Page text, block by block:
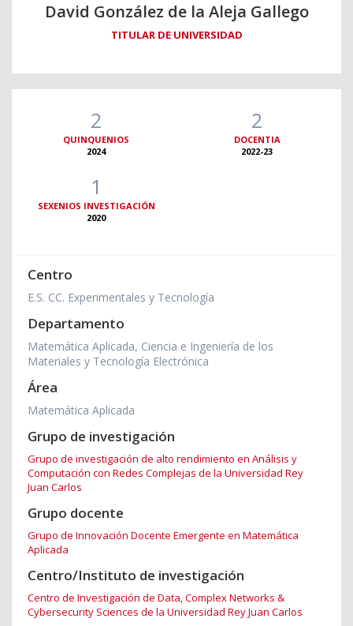
David González de la Aleja Gallego
TITULAR DE UNIVERSIDAD
2
QUINQUENIOS
2024
2
DOCENTIA
2022-23
1
SEXENIOS INVESTIGACIÓN
2020
Centro
E.S. CC. Experimentales y Tecnología
Departamento
Matemática Aplicada, Ciencia e Ingeniería de los
Materiales y Tecnología Electrónica
Área
Matemática Aplicada
Grupo de investigación
Grupo de investigación de alto rendimiento en Análisis y
Computación con Redes Complejas de la Universidad Rey
Juan Carlos
Grupo docente
Grupo de Innovación Docente Emergente en Matemática
Aplicada
Centro/Instituto de investigación
Centro de Investigación de Data, Complex Networks &
Cybersecurity Sciences de la Universidad Rey Juan Carlos